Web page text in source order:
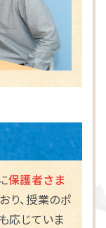
保護者さま
り、授業のポ
応じていま